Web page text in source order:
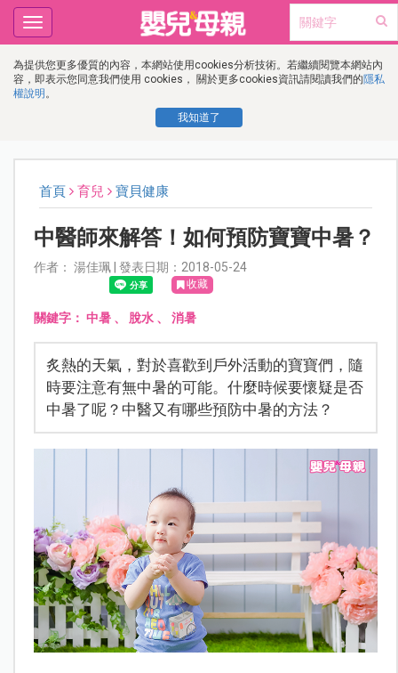
為提供您更多優質的內容，本網站使用cookies分析技術。若繼續閱覽本網站內
容，即表示您同意我們使用 cookies， 關於更多cookies資訊請閱讀我們的隱私
權說明 。
我知道了
Toggle
navigation
首頁 育兒 寶貝健康
中醫師來解答！如何預防寶寶中暑？
作者： 湯佳珮 | 發表日期：2018-05-24
收藏
關鍵字： 中暑、 脫水、 消暑
炙熱的天氣，對於喜歡到戶外活動的寶寶們，隨
時要注意有無中暑的可能。什麼時候要懷疑是否
中暑了呢？中醫又有哪些預防中暑的方法？